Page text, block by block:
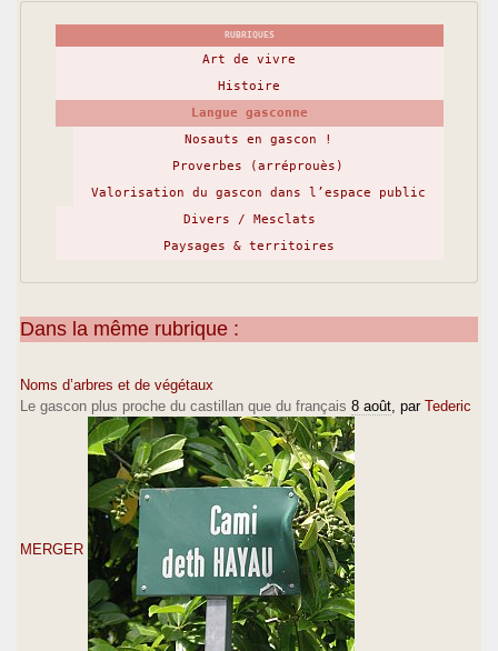
RUBRIQUES
Art de vivre
Histoire
Langue gasconne
Nosauts en gascon !
Proverbes (arréprouès)
Valorisation du gascon dans l’espace public
Divers / Mesclats
Paysages & territoires
Dans la même rubrique :
Noms d’arbres et de végétaux
Le gascon plus proche du castillan que du français 8 août , par Tederic
MERGER